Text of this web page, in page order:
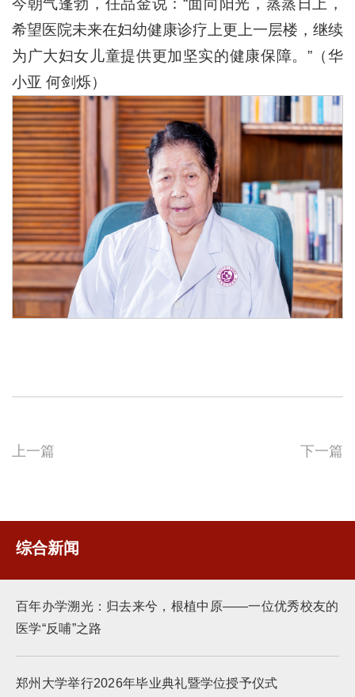
希望医院未来在妇幼健康诊疗上更上一层楼，继续
为广大妇女儿童提供更加坚实的健康保障。”（华
小亚 何剑烁）
上一篇 下一篇
综合新闻
百年办学溯光：归去来兮，根植中原——一位优秀校友的
医学“反哺”之路
郑州大学举行2026年毕业典礼暨学位授予仪式